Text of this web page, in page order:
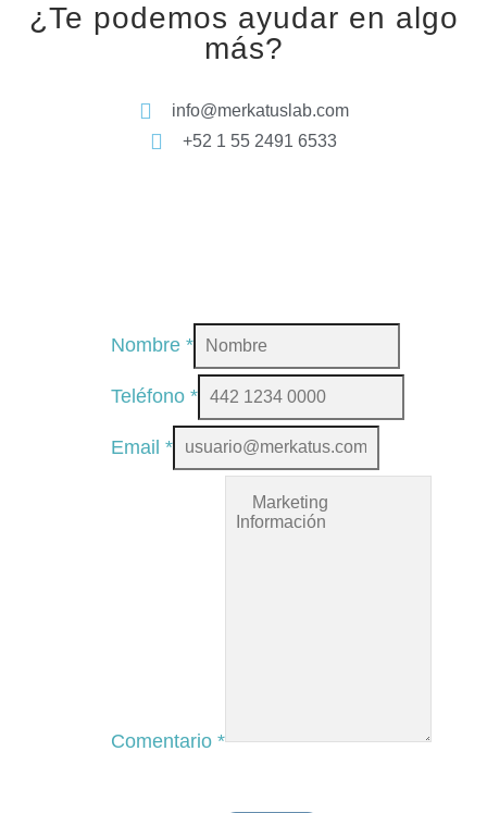
¿Te podemos ayudar en algo
más?
info@merkatuslab.com
+52 1 55 2491 6533
Nombre *
Teléfono *
Email *
Comentario *